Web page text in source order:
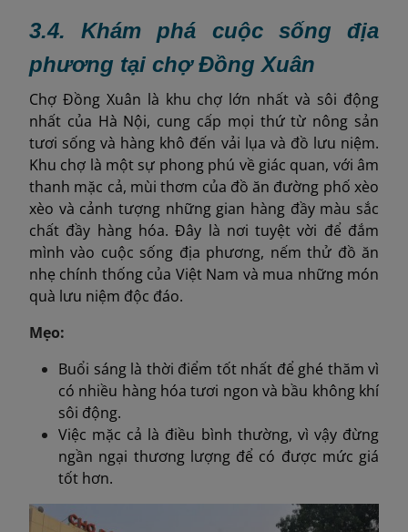
3.4. Khám phá cuộc sống địa
phương tại chợ Đồng Xuân
Chợ Đồng Xuân là khu chợ lớn nhất và sôi động
nhất của Hà Nội, cung cấp mọi thứ từ nông sản
tươi sống và hàng khô đến vải lụa và đồ lưu niệm.
Khu chợ là một sự phong phú về giác quan, với âm
thanh mặc cả, mùi thơm của đồ ăn đường phố xèo
xèo và cảnh tượng những gian hàng đầy màu sắc
chất đầy hàng hóa. Đây là nơi tuyệt vời để đắm
mình vào cuộc sống địa phương, nếm thử đồ ăn
nhẹ chính thống của Việt Nam và mua những món
quà lưu niệm độc đáo.
Mẹo:
Buổi sáng là thời điểm tốt nhất để ghé thăm vì
có nhiều hàng hóa tươi ngon và bầu không khí
sôi động.
Việc mặc cả là điều bình thường, vì vậy đừng
ngần ngại thương lượng để có được mức giá
tốt hơn.